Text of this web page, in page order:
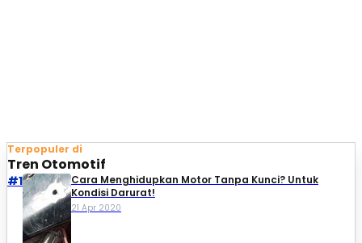
Terpopuler di
Tren Otomotif
#1
Cara Menghidupkan Motor Tanpa Kunci? Untuk
Kondisi Darurat!
21 Apr 2020